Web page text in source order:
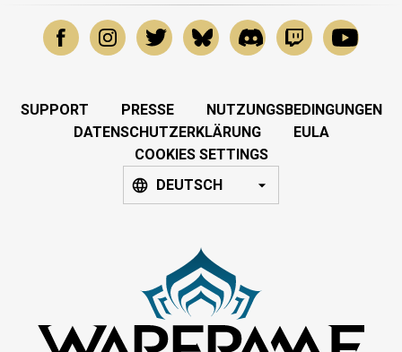
SUPPORT PRESSE
NUTZUNGSBEDINGUNGEN
DATENSCHUTZERKLÄRUNG
EULA
COOKIES SETTINGS
DEUTSCH